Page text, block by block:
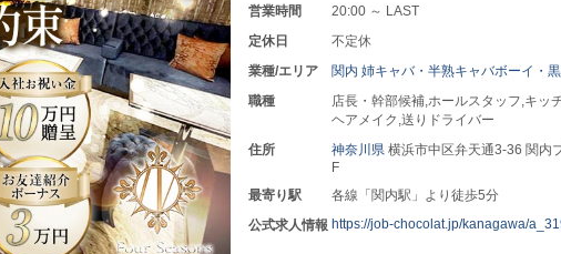
営業時間
20:00 ～ LAST
定休日
不定休
業種/エリア
関内 姉キャバ・半熟キャバボーイ・
職種
店長・幹部候補,ホールスタッフ,キッ
ヘアメイク,送りドライバー
住所
神奈川県 横浜市中区弁天通3-36 関内
F
最寄り駅
各線「関内駅」より徒歩5分
公式求人情報 https://job-chocolat.jp/kanagawa/